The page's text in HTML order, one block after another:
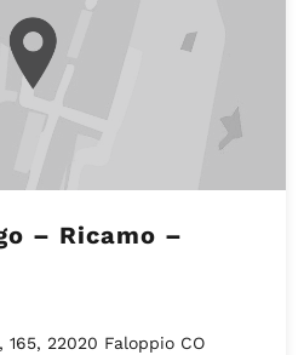
– Ricamo –
22020 Faloppio CO